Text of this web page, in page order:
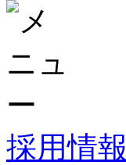
採用情報